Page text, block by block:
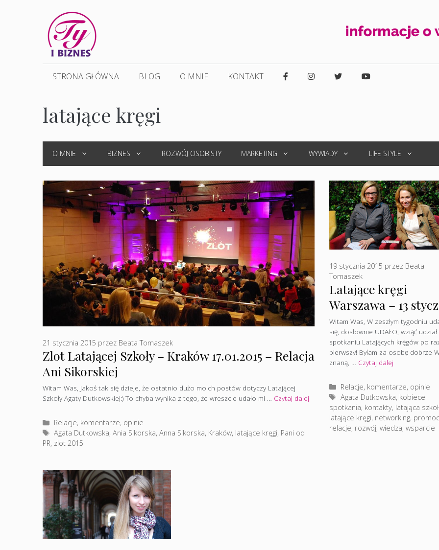
STRONA GŁÓWNA BLOG O MNIE KONTAKT
latające kręgi
O MNIE BIZNES ROZWÓJ OSOBISTY MARKETING WYWIADY LIFE STYLE
Zlot Latającej Szkoły – Kraków 17.01.2015 – Relacja
Ani Sikorskiej
21 stycznia 2015 przez Beata Tomaszek
Witam Was, Jakoś tak się dzieje, że ostatnio dużo moich postów dotyczy Latającej
Szkoły Agaty Dutkowskiej:) To chyba wynika z tego, że wreszcie udało mi … Czytaj dalej
Kategorie
Relacje, komentarze, opinie
Tagi
Agata Dutkowska,Ania Sikorska,Anna Sikorska, Kraków, latające kręgi, Pani od
PR, zlot 2015
Latające kręgi
Warszawa – 13
19 stycznia 2015 przez Beata
Tomaszek
Witam Was, W zeszłym tygodniu
się, dosłownie UDAŁO, wziąć udział
spotkaniu Latających kręgów po
pierwszy! Byłam za osobę dobrze
znaną, … Czytaj dalej
Kategorie
Relacje, komentarze, opinie
Tagi
Agata Dutkowska, kobiece
spotkania, kontakty, latająca
latające kręgi, networking,
relacje, rozwój, wiedza, wsparcie